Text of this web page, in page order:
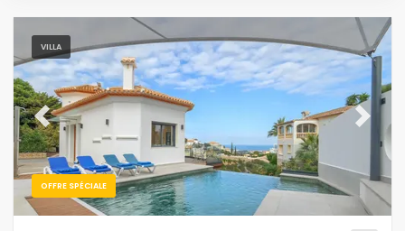
VILLA
OFFRE SPÉCIALE
Previous Next